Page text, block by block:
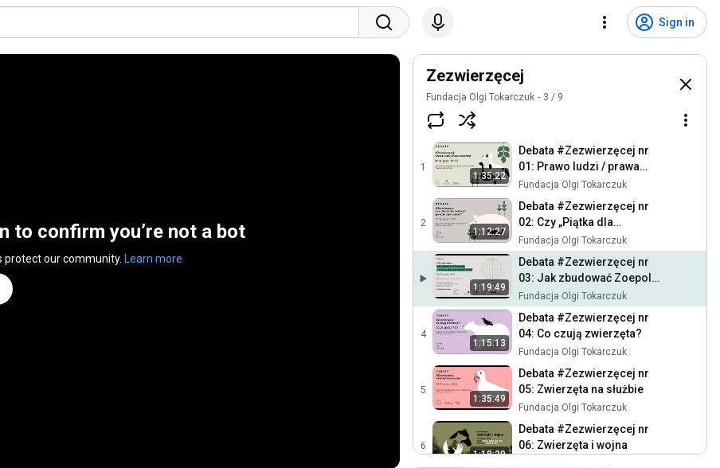
Sign in
to confirm you’re not a bot
protect our community. Learn more
Zezwierzęcej
Fundacja Olgi Tokarczuk 3 / 9
1
1:35:22
Debata #Zezwierzęcej nr
01: Prawo ludzi / prawa
zwierząt.
Fundacja Olgi Tokarczuk
2
1:12:27
Debata #Zezwierzęcej nr
02: Czy „Piątka dla
zwierząt” pomoże
zwierzętom?
Fundacja Olgi Tokarczuk
1:19:49
Debata #Zezwierzęcej nr
03: Jak zbudować Zoepolis
- miasto dla wszystkich
istot?
Fundacja Olgi Tokarczuk
4
1:15:13
Debata #Zezwierzęcej nr
04: Co czują zwierzęta?
Fundacja Olgi Tokarczuk
5
1:35:49
Debata #Zezwierzęcej nr
05: Zwierzęta na służbie
Fundacja Olgi Tokarczuk
6
1:18:29
Debata #Zezwierzęcej nr
06: Zwierzęta i wojna